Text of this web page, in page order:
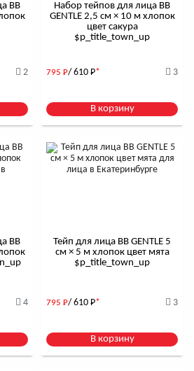
BB
2
Набор тейпов для лица BB
GENTLE 2,5 см × 10 м хлопок
цвет сакура
$р_title_town_up
795 Р/ 610 Р* 3
В корзину
BB
4
Тейп для лица BB GENTLE 5
см × 5 м хлопок цвет мята
$р_title_town_up
795 Р/ 610 Р* 3
В корзину